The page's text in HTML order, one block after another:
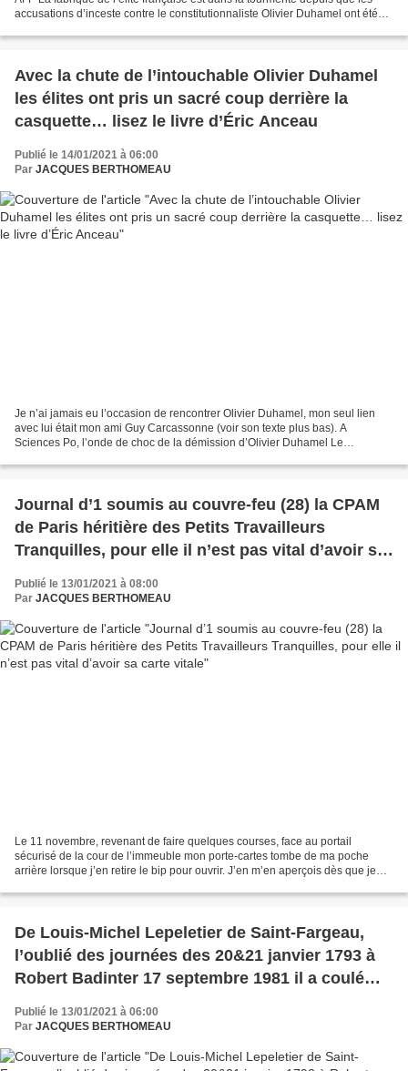
accusations d’inceste contre le constitutionnaliste Olivier Duhamel ont été
Avec la chute de l’intouchable Olivier Duhamel
les élites ont pris un sacré coup derrière la
casquette… lisez le livre d’Éric Anceau
Publié le 14/01/2021 à 06:00
Par JACQUES BERTHOMEAU
Je n’ai jamais eu l’occasion de rencontrer Olivier Duhamel, mon seul lien
avec lui était mon ami Guy Carcassonne (voir son texte plus bas). A
Sciences Po, l’onde de choc de la démission d’Olivier Duhamel Le
Journal d’1 soumis au couvre-feu (28) la CPAM
de Paris héritière des Petits Travailleurs
Tranquilles, pour elle il n’est pas vital d’avoir sa
Publié le 13/01/2021 à 08:00
Par JACQUES BERTHOMEAU
Le 11 novembre, revenant de faire quelques courses, face au portail
sécurisé de la cour de l’immeuble mon porte-cartes tombe de ma poche
arrière lorsque j’en retire le bip pour ouvrir. J’en m’en aperçois dès que je
De Louis-Michel Lepeletier de Saint-Fargeau,
l’oublié des journées des 20&21 janvier 1793 à
Robert Badinter 17 septembre 1981 il a coulé
beaucoup d’eau sous les ponts de la Seine
avant que la peine de mort fut aboli.
Publié le 13/01/2021 à 06:00
Par JACQUES BERTHOMEAU